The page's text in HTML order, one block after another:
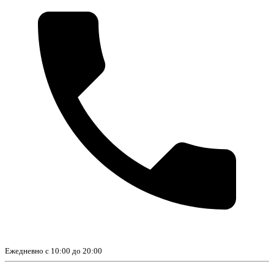
Ежедневно с 10:00 до 20:00